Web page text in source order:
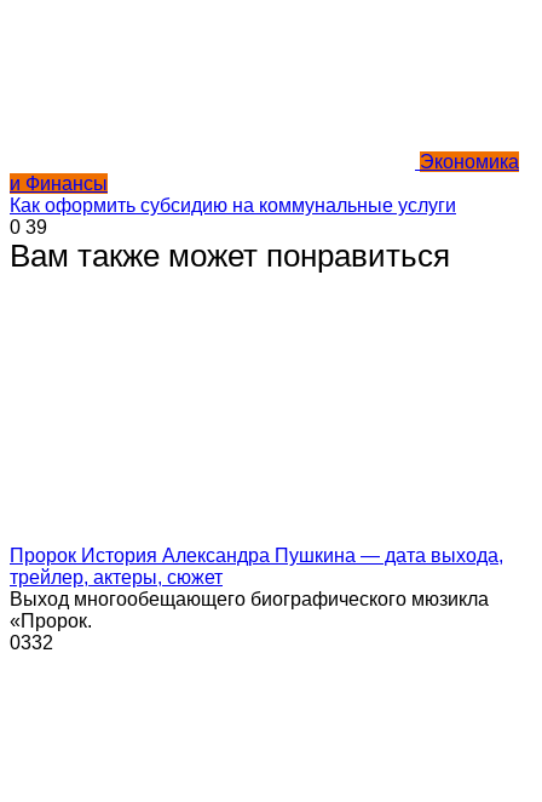
Экономика
и Финансы
Как оформить субсидию на коммунальные услуги
0 39
Вам также может понравиться
Пророк История Александра Пушкина — дата выхода,
трейлер, актеры, сюжет
Выход многообещающего биографического мюзикла
«Пророк.
0332